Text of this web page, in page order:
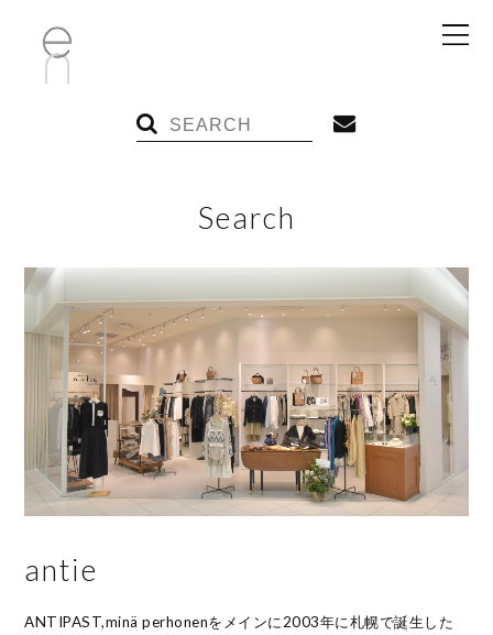
Search
antie
ANTIPAST,minä perhonenをメインに2003年に札幌で誕生した